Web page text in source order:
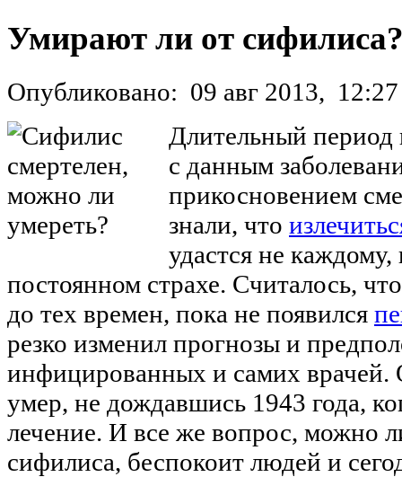
Умирают ли от
Опубликовано: 09 авг 2013, 12:27
Длительный период
с данным
прикосновением
знали, что
удастся не
постоянном страхе. Считалось,
до тех времен, пока не появился
резко изменил прогнозы и
инфицированных и самих врачей.
умер, не дождавшись 1943 года,
лечение. И все же вопрос, можно
сифилиса, беспокоит людей и